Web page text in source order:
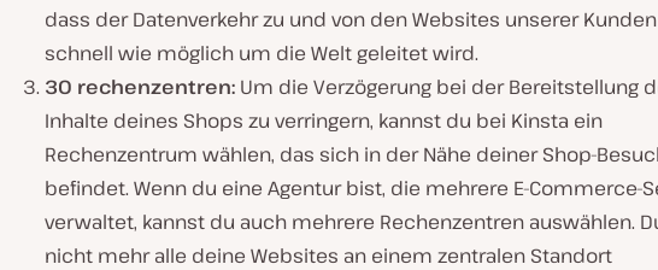
dass der Datenverkehr zu und von den Websites unserer
schnell wie möglich um die Welt geleitet wird.
30 rechenzentren: Um die Verzögerung bei der Bereitstellung
Inhalte deines Shops zu verringern, kannst du bei Kinsta ein
Rechenzentrum wählen, das sich in der Nähe deiner Shop-
befindet. Wenn du eine Agentur bist, die mehrere E-Commerce-
verwaltet, kannst du auch mehrere Rechenzentren auswählen.
nicht mehr alle deine Websites an einem zentralen Standort